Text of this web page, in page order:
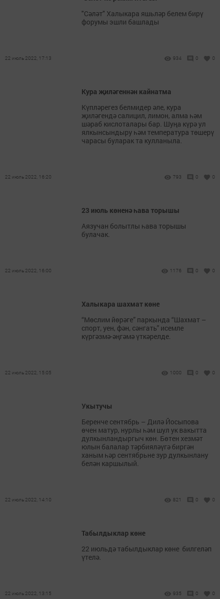
"Сәләт" Халыкара яшьләр белем бирү
форумы эшли башлады
22 июль 2022, 17:13 934 0 0
Кура җиләгеннән кайнатма
Күпләрегез белмидер әле, кура
җиләгендә салицил, лимон, алма һәм
шәраб кислоталары бар. Шуңа күрә ул
ялкынсындыру һәм температура төшерү
чарасы буларак та кулланыла.
22 июль 2022, 16:20 793 0 0
23 июль көненә һава торышы
Аязучан болытлы һава торышы
булачак.
22 июль 2022, 16:00 1176 0 0
Халыкара шахмат көне
“Мөслим йөрәге” паркында “Шахмат –
спорт, уен, фән, сәнгать” исемле
күргәзмә-әңгәмә үткәрелде.
22 июль 2022, 15:05 1000 0 0
Укытучы
Беренче сентябрь – Дилә Йосыпова
өчен матур, нурлы һәм шул ук вакытта
дулкынландыргыч көн. Бөтен хезмәт
юлын балалар тәрбияләүгә биргән
ханым һәр сентябрьне зур дулкынлану
белән каршылый.
22 июль 2022, 14:10 821 0 0
Табылдыклар көне
22 июльдә табылдыклар көне билгеләп
үтелә.
22 июль 2022, 13:15 935 0 0